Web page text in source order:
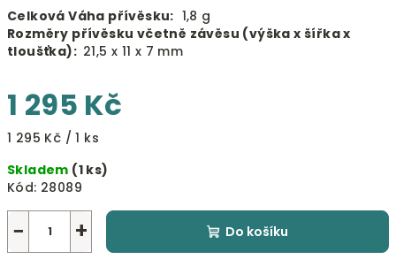
Celková Váha přívěsku: 1,8 g
Rozměry přívěsku včetně závěsu (výška x šířka x
tloušťka): 21,5 x 11 x 7 mm
1 295 Kč
Měrná
1 295 Kč / 1 ks
Skladem (1 ks)
Kód: 28089
+
− Do košíku